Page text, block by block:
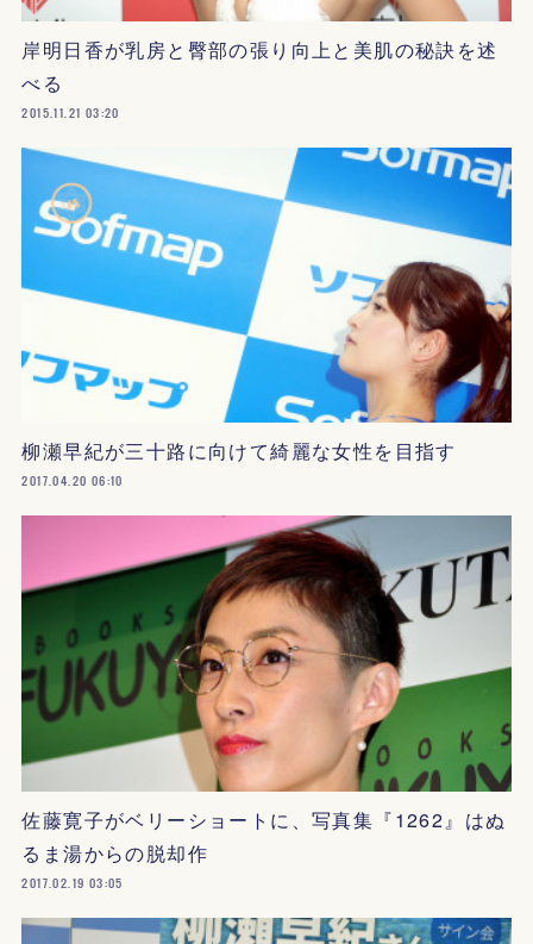
岸明日香が乳房と臀部の張り向上と美肌の秘訣を述
べる
2015.11.21 03:20
柳瀬早紀が三十路に向けて綺麗な女性を目指す
2017.04.20 06:10
佐藤寛子がベリーショートに、写真集『1262』はぬ
るま湯からの脱却作
2017.02.19 03:05